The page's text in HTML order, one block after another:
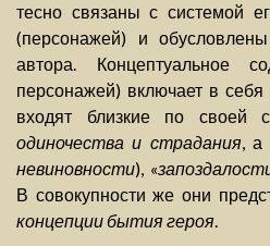
тесно связаны с системой
(персонажей) и
автора. Концептуальное
персонажей) включает в
входят близкие по своей
одиночества и страдания, а
невиновности), «
В совокупности же они
концепции бытия героя.